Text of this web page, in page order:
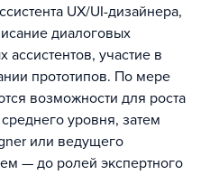
UX/UI-дизайнера,
диалоговых
участие в
прототипов. По мере
возможности для роста
уровня, затем
или ведущего
— до ролей экспертного